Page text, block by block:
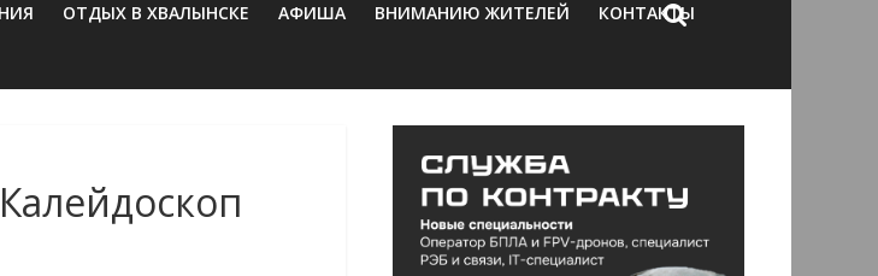
ОТДЫХ В ХВАЛЫНСКЕ АФИША ВНИМАНИЮ ЖИТЕЛЕЙ КОНТАКТЫ